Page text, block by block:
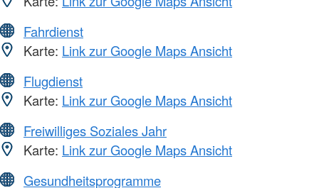
Fahrdienst
Karte: Link zur Google Maps Ansicht
Flugdienst
Karte: Link zur Google Maps Ansicht
Freiwilliges Soziales Jahr
Karte: Link zur Google Maps Ansicht
Gesundheitsprogramme